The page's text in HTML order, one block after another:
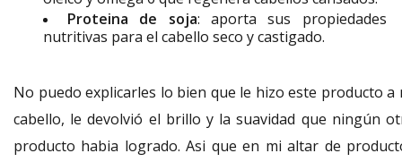
Proteina de soja: aporta sus propiedades
nutritivas para el cabello seco y castigado.
No puedo explicarles lo bien que le hizo este producto a
cabello, le devolvió el brillo y la suavidad que ningún
producto habia logrado. Asi que en mi altar de